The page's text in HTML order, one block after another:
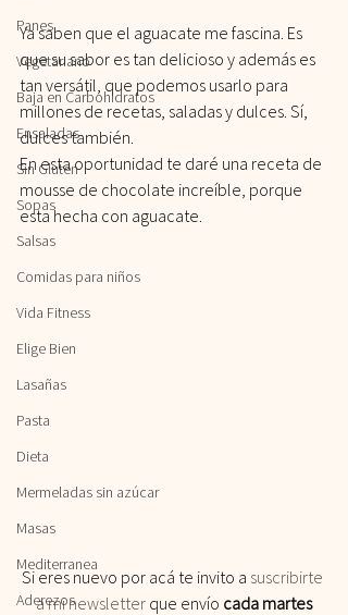
Panes
Vegetariano
Baja en Carbohidratos
Ensaladas
Sin Gluten
Sopas
Salsas
Comidas para niños
Vida Fitness
Elige Bien
Lasañas
Pasta
Dieta
Mermeladas sin azúcar
Masas
Mediterranea
Aderezos
Ya saben que el aguacate me fascina. Es
que su sabor es tan delicioso y además es
tan versátil, que podemos usarlo para
millones de recetas, saladas y dulces. Sí,
dulces también.
En esta oportunidad te daré una receta de
mousse de chocolate increíble, porque
esta hecha con aguacate.
Si eres nuevo por acá te invito a suscribirte
a mi newsletter que envío cada martes